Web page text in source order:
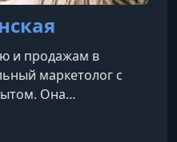
и продажам в
маркетолог с
Она
систем
для экспертов,